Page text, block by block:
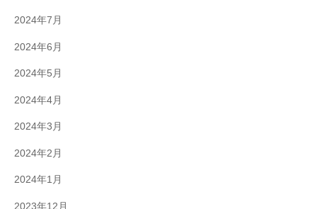
2024年7月
2024年6月
2024年5月
2024年4月
2024年3月
2024年2月
2024年1月
2023年12月